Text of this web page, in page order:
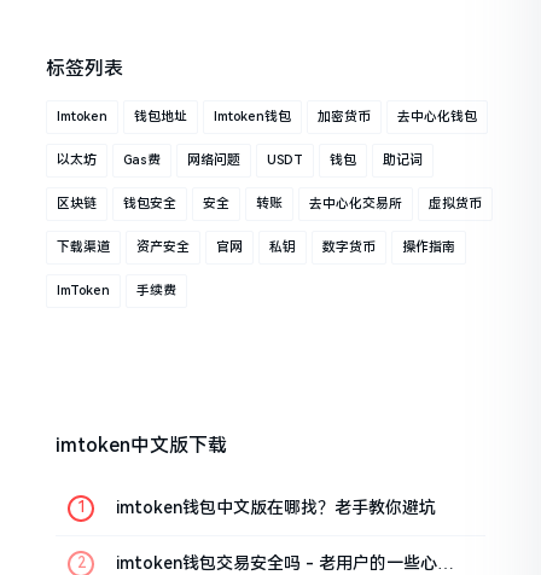
标签列表
Imtoken 钱包地址 Imtoken钱包 加密货币 去中心化钱包
以太坊 Gas费 网络问题 USDT 钱包 助记词
区块链 钱包安全 安全 转账 去中心化交易所 虚拟货币
下载渠道 资产安全 官网 私钥 数字货币 操作指南
ImToken 手续费
imtoken中文版下载
imtoken钱包中文版在哪找？老手教你避坑
imtoken钱包交易安全吗 - 老用户的一些心里